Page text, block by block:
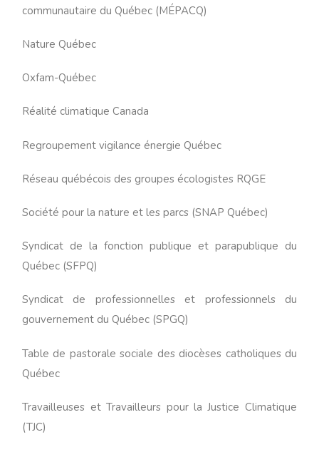
communautaire du Québec (MÉPACQ)
Nature Québec
Oxfam-Québec
Réalité climatique Canada
Regroupement vigilance énergie Québec
Réseau québécois des groupes écologistes RQGE
Société pour la nature et les parcs (SNAP Québec)
Syndicat de la fonction publique et parapublique du
Québec (SFPQ)
Syndicat de professionnelles et professionnels du
gouvernement du Québec (SPGQ)
Table de pastorale sociale des diocèses catholiques du
Québec
Travailleuses et Travailleurs pour la Justice Climatique
(TJC)